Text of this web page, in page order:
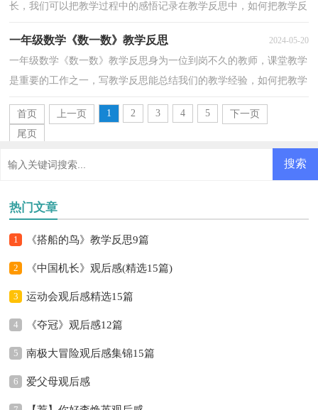
长，我们可以把教学过程中的感悟记录在教学反思中，如何把教学反
一年级数学《数一数》教学反思 2024-05-20
一年级数学《数一数》教学反思身为一位到岗不久的教师，课堂教学
是重要的工作之一，写教学反思能总结我们的教学经验，如何把教学
首页
上一页 1 2 3 4 5
下一页
尾页
热门文章
1 《搭船的鸟》教学反思9篇
2 《中国机长》观后感(精选15篇)
3 运动会观后感精选15篇
4 《夺冠》观后感12篇
5 南极大冒险观后感集锦15篇
6 爱父母观后感